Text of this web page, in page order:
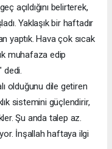
açıldığını belirterek,
Yaklaşık bir haftadır
yaptık. Hava çok sıcak
muhafaza edip
dedi.
olduğunu dile getiren
sistemini güçlendirir,
Şu anda talep az.
İnşallah haftaya ilgi